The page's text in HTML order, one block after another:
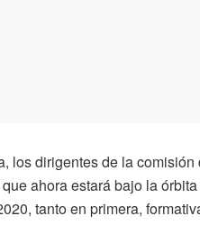
los dirigentes de la
ahora estará bajo la
tanto en primera,